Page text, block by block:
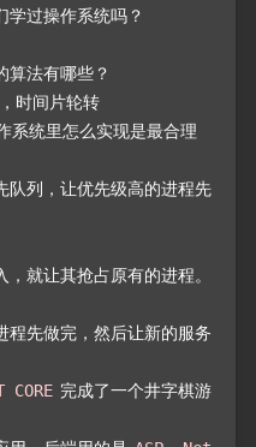
学过操作系统吗？
算法有哪些？
时间片轮转
系统里怎么实现是最合理
队列，让优先级高的进程先
就让其抢占原有的进程。
程先做完，然后让新的服务
CORE 完成了一个井字棋游